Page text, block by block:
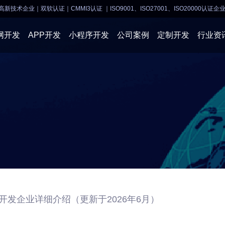
新技术企业｜双软认证｜CMMI3认证 ｜ISO9001、ISO27001、ISO20000认证企业
开发 APP开发 小程序开发 公司案例 定制开发 行业资
小程序
系统开发
物联网
网站建设
企业经营
商业行情
发企业详细介绍（更新于2026年6月）